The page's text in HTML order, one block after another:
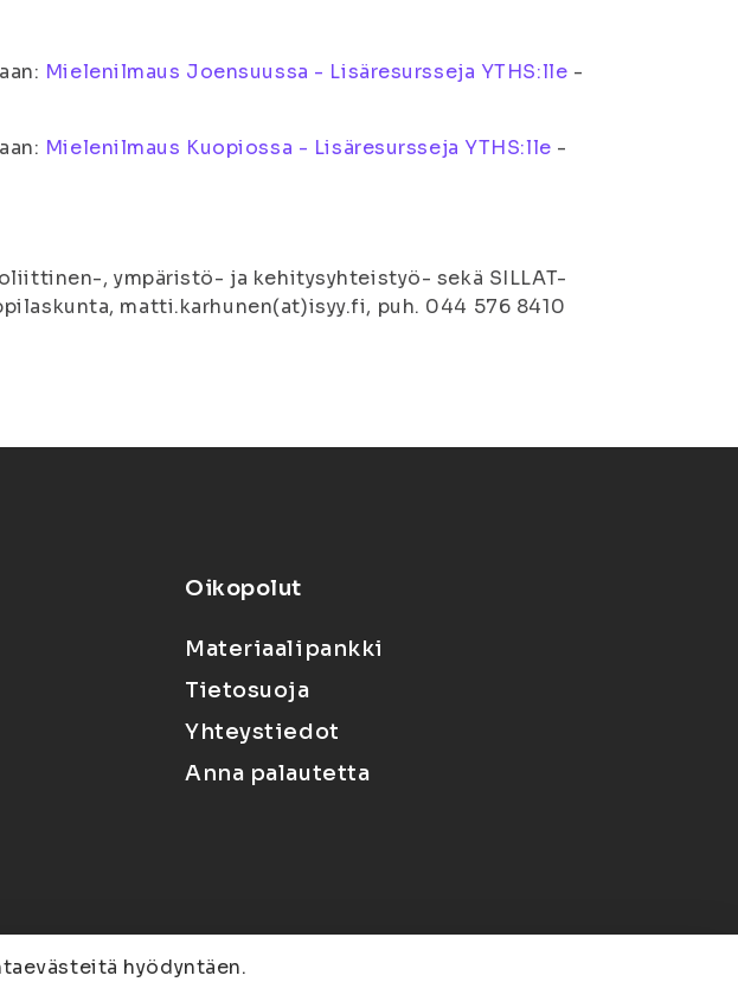
Mielenilmaus Joensuussa - Lisäresursseja YTHS:lle -
Mielenilmaus Kuopiossa - Lisäresursseja YTHS:lle -
, ympäristö- ja kehitysyhteistyö- sekä SILLAT-
matti.karhunen(at)isyy.fi, puh. 044 576 8410
Oikopolut
Materiaalipankki
Tietosuoja
Yhteystiedot
Anna palautetta
hyödyntäen.